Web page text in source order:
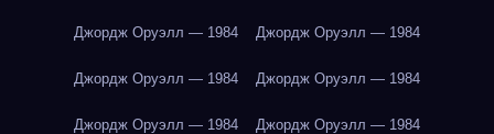
Джордж Оруэлл — 1984 Джордж Оруэлл — 1984
Джордж Оруэлл — 1984 Джордж Оруэлл — 1984
Джордж Оруэлл — 1984 Джордж Оруэлл — 1984